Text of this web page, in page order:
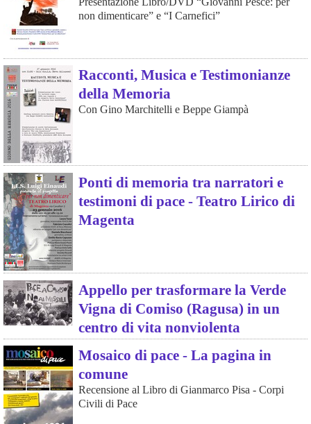
non dimenticare” e “I Carnefici”
Racconti, Musica e Testimonianze
della Memoria
Con Gino Marchitelli e Beppe Giampà
Ponti di memoria tra narratori e
testimoni di pace - Teatro Lirico di
Magenta
Appello per trasformare la Verde
Vigna di Comiso (Ragusa) in un
centro di vita nonviolenta
Mosaico di pace - La pagina in
comune
Recensione al Libro di Gianmarco Pisa - Corpi
Civili di Pace